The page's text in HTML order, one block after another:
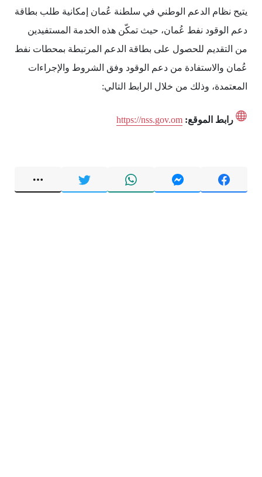
يتيح نظام الدعم الوطني في سلطنة عُمان إمكانية طلب بطاقة
دعم الوقود نفط عُمان، حيث تمكّن هذه الخدمة المستفيدين
من التقديم للحصول على بطاقة الدعم المرتبطة بمحطات نفط
عُمان والاستفادة من دعم الوقود وفق الشروط والإجراءات
المعتمدة، وذلك من خلال الرابط التالي:
رابط الموقع: https://nss.gov.om